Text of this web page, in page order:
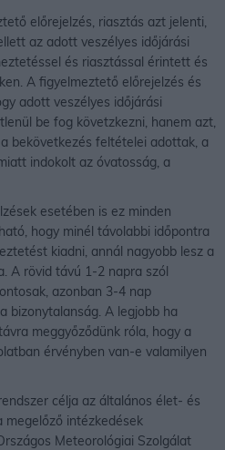
előrejelzés, riasztás azt jelenti,
az adott veszélyes időjárási
és riasztással érintett és
A figyelmeztető előrejelzés és
adott veszélyes időjárási
be fog követzkezni, hanem azt,
bekövetkezés feltételei adottak, a
indokolt az óvatosság, a
esetében is ez minden
hogy minél távolabbi időpontra
kiadni, annál nagyobb lesz a
A rövid távú 1-2 napra szól
azonban 3-4 nap
bizonytalanság. A legjobb ha
meggyőződünk róla, hogy a
érvényben van-e valamilyen
célja az általános élet- és
megelőző intézkedések
Meteorológiai Szolgálat